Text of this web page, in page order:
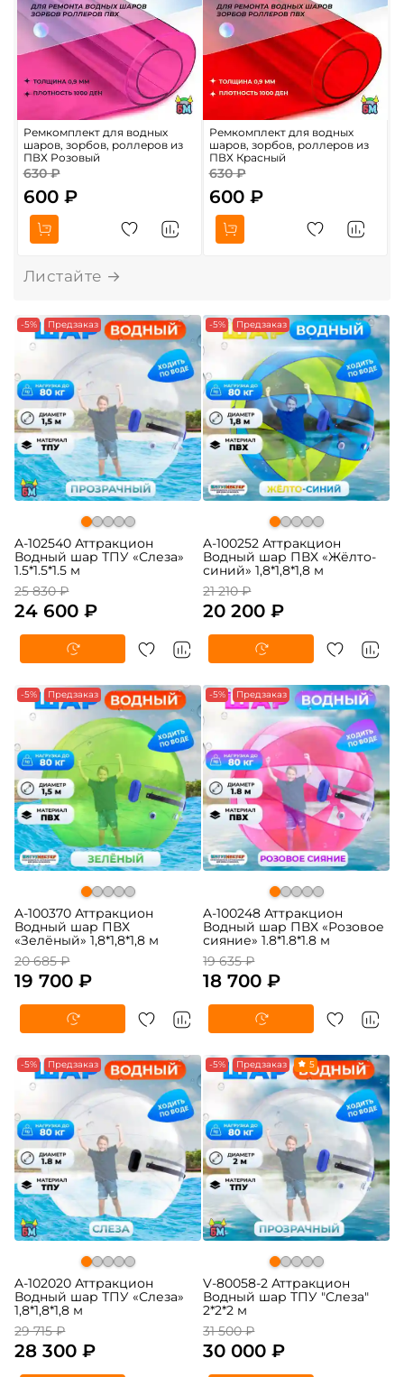
Ремкомплект для водных
шаров, зорбов, роллеров из
ПВХ Розовый
630 ₽
600 ₽
Ремкомплект для водных
шаров, зорбов, роллеров из
ПВХ Красный
630 ₽
600 ₽
-5% Предзаказ
A-102540 Аттракцион
Водный шар ТПУ «Слеза»
1.5*1.5*1.5 м
25 830 ₽
24 600 ₽
-5% Предзаказ
A-100252 Аттракцион
Водный шар ПВХ «Жёлто-
синий» 1,8*1,8*1,8 м
21 210 ₽
20 200 ₽
-5% Предзаказ
A-100370 Аттракцион
Водный шар ПВХ
«Зелёный» 1,8*1,8*1,8 м
20 685 ₽
19 700 ₽
-5% Предзаказ
A-100248 Аттракцион
Водный шар ПВХ «Розовое
сияние» 1.8*1.8*1.8 м
19 635 ₽
18 700 ₽
-5% Предзаказ
A-102020 Аттракцион
Водный шар ТПУ «Слеза»
1,8*1,8*1,8 м
29 715 ₽
28 300 ₽
-5% Предзаказ 5
V-80058-2 Аттракцион
Водный шар ТПУ "Слеза"
2*2*2 м
31 500 ₽
30 000 ₽